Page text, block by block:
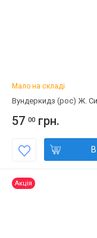
Мало на складі
Вундеркидз (рос) Ж.
57 00 грн.
Акція